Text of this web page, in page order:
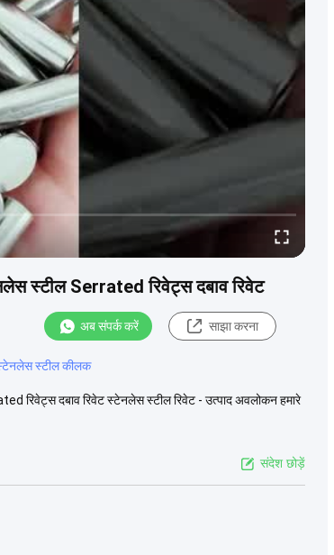
स्टील Serrated रिवेट्स दबाव रिवेट
अब संपर्क करें साझा करना
स्टील कीलक
रिवेट्स दबाव रिवेट स्टेनलेस स्टील रिवेट - उत्पाद अवलोकन हमारे
संदेश छोड़ें